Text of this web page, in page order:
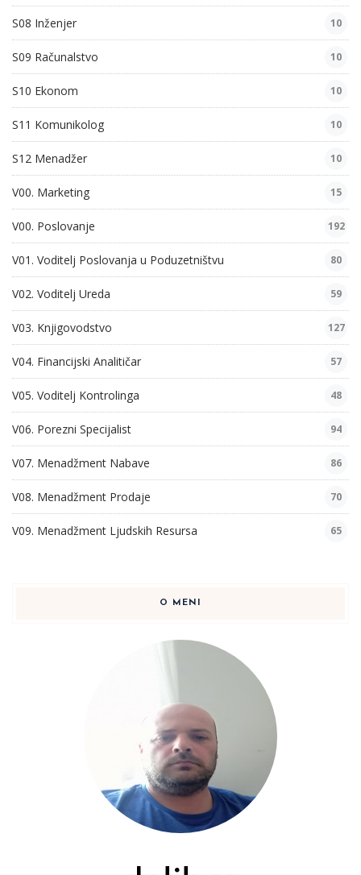
S08 Inženjer 10
S09 Računalstvo 10
S10 Ekonom 10
S11 Komunikolog 10
S12 Menadžer 10
V00. Marketing 15
V00. Poslovanje 192
V01. Voditelj Poslovanja u Poduzetništvu 80
V02. Voditelj Ureda 59
V03. Knjigovodstvo 127
V04. Financijski Analitičar 57
V05. Voditelj Kontrolinga 48
V06. Porezni Specijalist 94
V07. Menadžment Nabave 86
V08. Menadžment Prodaje 70
V09. Menadžment Ljudskih Resursa 65
O MENI